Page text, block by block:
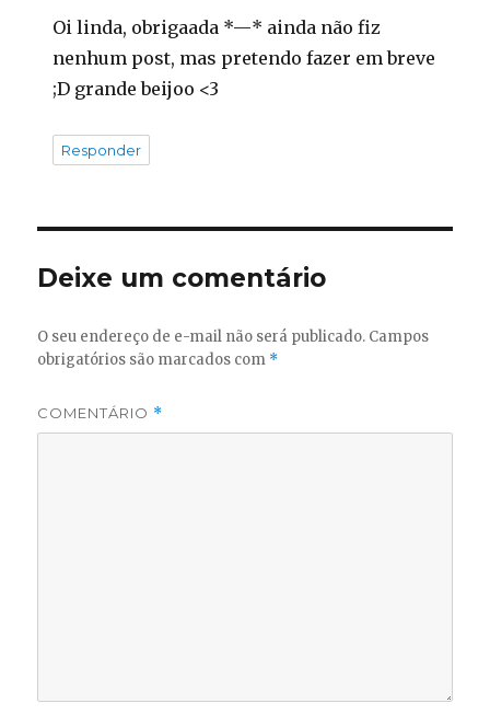
Oi linda, obrigaada *—* ainda não fiz
nenhum post, mas pretendo fazer em breve
;D grande beijoo <3
Responder
Deixe um comentário
O seu endereço de e-mail não será publicado. Campos
obrigatórios são marcados com *
COMENTÁRIO *